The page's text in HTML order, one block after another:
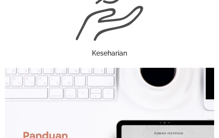
Keseharian